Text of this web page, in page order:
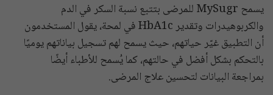
يسمح MySugr للمرضى بتتبع نسبة السكر في الدم
والكربوهيدرات وتقدير HbA1c في لمحة، يقول المستخدمون
أن التطبيق غيّر حياتهم، حيث يسمح لهم تسجيل بياناتهم يوميًا
بالتحكم بشكل أفضل في حالتهم، كما يُسمح للأطباء أيضًا
بمراجعة البيانات لتحسين علاج المرضى.